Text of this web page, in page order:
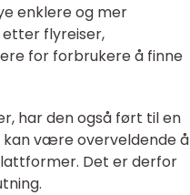
enklere og mer
etter flyreiser,
for forbrukere å finne
har den også ført til en
kan være overveldende å
Det er derfor